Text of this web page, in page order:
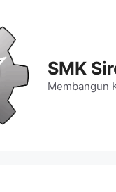
SMK
Membangun